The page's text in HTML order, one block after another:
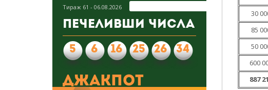
30
85
50
600
887
Тираж 61 - 06.08.2026
Печеливши числа
5 6 16 25 26 34
Джакпот